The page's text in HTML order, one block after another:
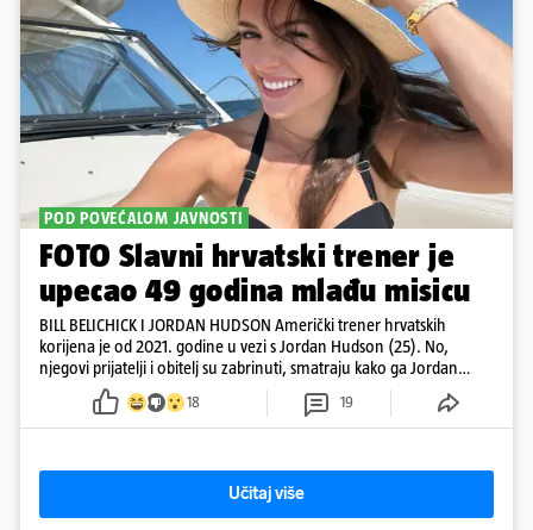
POD POVEĆALOM JAVNOSTI
FOTO Slavni hrvatski trener je
upecao 49 godina mlađu misicu
BILL BELICHICK I JORDAN HUDSON Američki trener hrvatskih
korijena je od 2021. godine u vezi s Jordan Hudson (25). No,
njegovi prijatelji i obitelj su zabrinuti, smatraju kako ga Jordan
kontrolira
18 19
Učitaj više